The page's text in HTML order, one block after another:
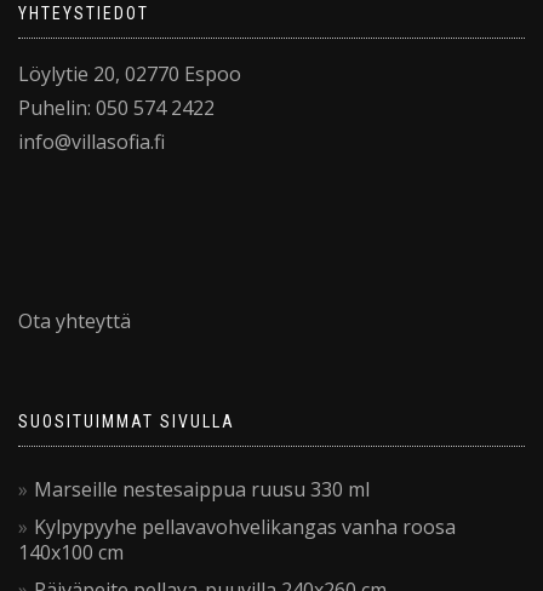
YHTEYSTIEDOT
Löylytie 20, 02770 Espoo
Puhelin: 050 574 2422
info@villasofia.fi
Ota yhteyttä
SUOSITUIMMAT SIVULLA
Marseille nestesaippua ruusu 330 ml
Kylpypyyhe pellavavohvelikangas vanha roosa
140x100 cm